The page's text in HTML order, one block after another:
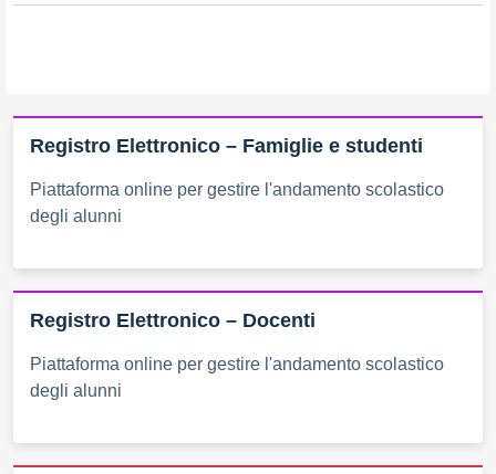
Registro Elettronico – Famiglie e studenti
Piattaforma online per gestire l'andamento scolastico
degli alunni
Registro Elettronico – Docenti
Piattaforma online per gestire l'andamento scolastico
degli alunni